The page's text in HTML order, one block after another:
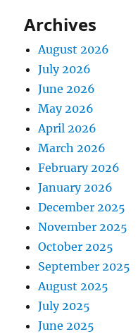
Archives
August 2026
July 2026
June 2026
May 2026
April 2026
March 2026
February 2026
January 2026
December 2025
November 2025
October 2025
September 2025
August 2025
July 2025
June 2025